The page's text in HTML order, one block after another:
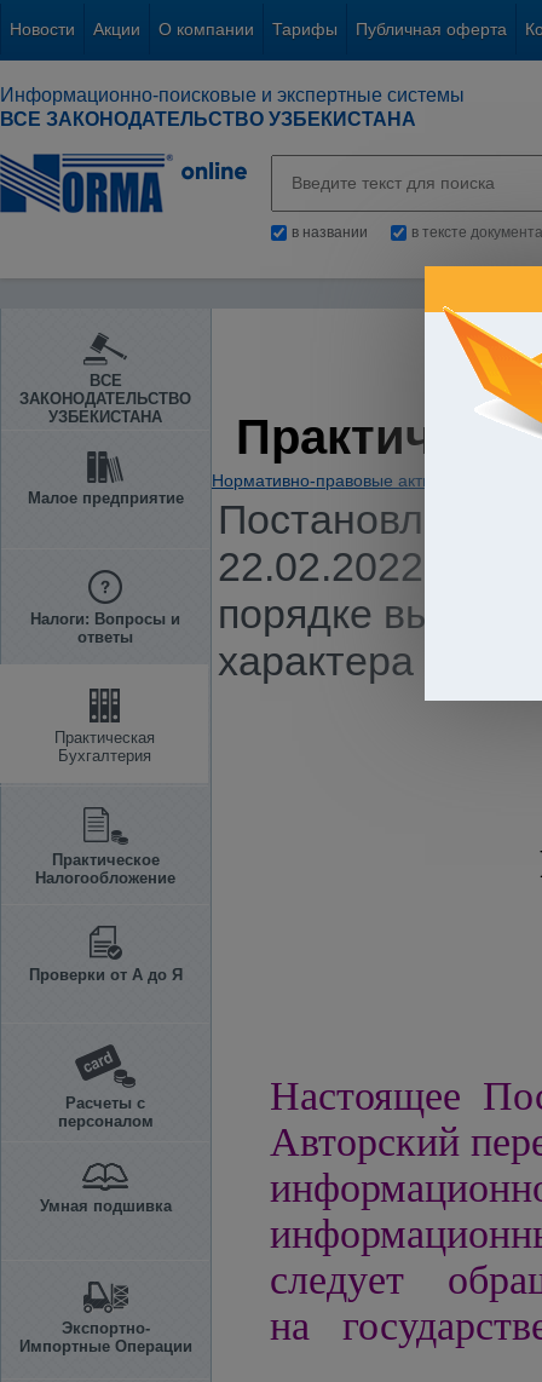
Новости Акции О компании Тарифы Публичная оферта
Информационно-поисковые и экспертные системы
ВСЕ ЗАКОНОДАТЕЛЬСТВО УЗБЕКИСТАНА
в названии в тексте документа
ВСЕ
ЗАКОНОДАТЕЛЬСТВО
УЗБЕКИСТАНА
Малое предприятие
Налоги: Вопросы и
ответы
Практическая
Бухгалтерия
Практическое
Налогообложение
Проверки от А до Я
Расчеты с
персоналом
Умная подшивка
Экспортно-
Импортные Операции
Нормативно-правовые акты
Постановление
22.02.2022 г. N
порядке выдачи
характера
Настоящее
Авторский
следует
на